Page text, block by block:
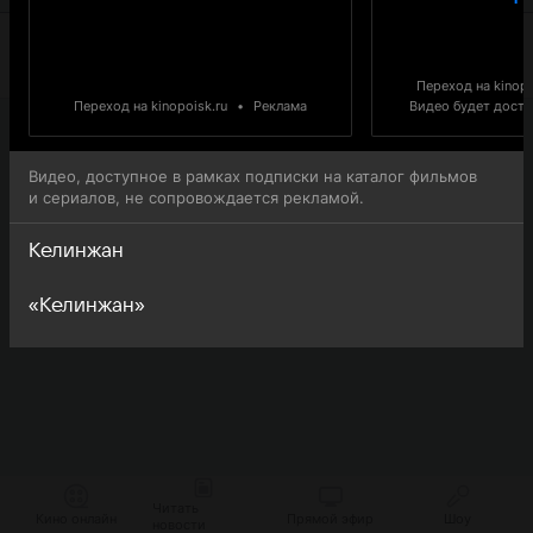
Переход на kinopoisk.ru • Реклама
Переход на
Видео будет
Видео, доступное в рамках подписки на каталог фильмов
и сериалов, не сопровождается рекламой.
Келинжан
«Келинжан»